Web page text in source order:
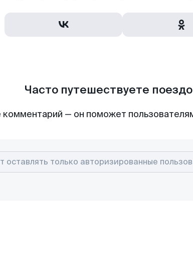
Часто путешествуете
комментарий — он поможет